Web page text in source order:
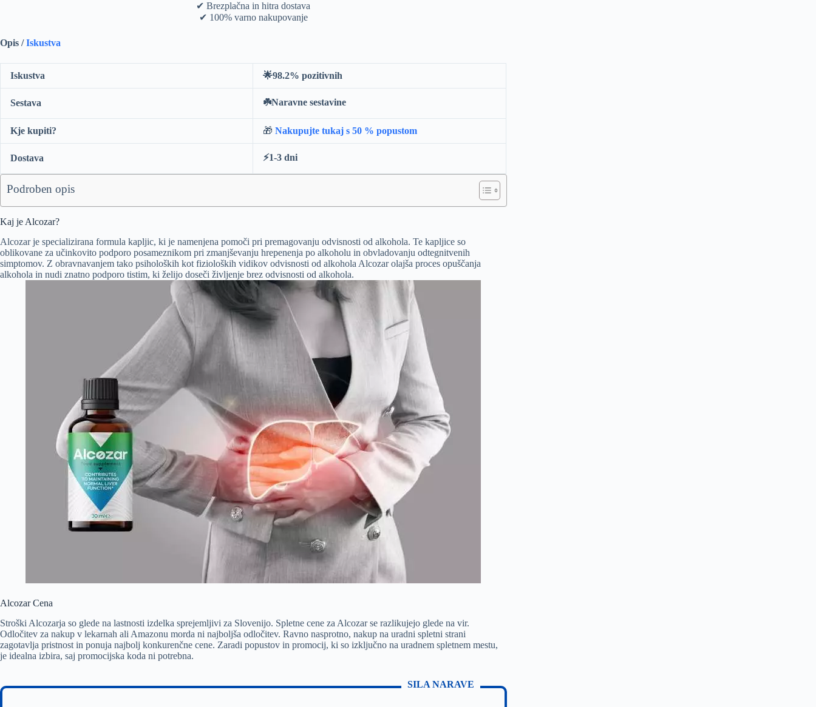
✔ Brezplačna in hitra dostava
✔ 100% varno nakupovanje
Opis /Iskustva
Iskustva 🌟98.2% pozitivnih
Sestava ☘️Naravne sestavine
Kje kupiti? 🎁 Nakupujte tukaj s 50 % popustom
Dostava ⚡️1-3 dni
Podroben opis
Kaj je Alcozar?
Alcozar je specializirana formula kapljic, ki je namenjena pomoči pri premagovanju odvisnosti od alkohola. Te kapljice so
oblikovane za učinkovito podporo posameznikom pri zmanjševanju hrepenenja po alkoholu in obvladovanju odtegnitvenih
simptomov. Z obravnavanjem tako psiholoških kot fizioloških vidikov odvisnosti od alkohola Alcozar olajša proces opuščanja
alkohola in nudi znatno podporo tistim, ki želijo doseči življenje brez odvisnosti od alkohola.
Alcozar Cena
Stroški Alcozarja so glede na lastnosti izdelka sprejemljivi za Slovenijo. Spletne cene za Alcozar se razlikujejo glede na vir.
Odločitev za nakup v lekarnah ali Amazonu morda ni najboljša odločitev. Ravno nasprotno, nakup na uradni spletni strani
zagotavlja pristnost in ponuja najbolj konkurenčne cene. Zaradi popustov in promocij, ki so izključno na uradnem spletnem mestu,
je idealna izbira, saj promocijska koda ni potrebna.
SILA NARAVE